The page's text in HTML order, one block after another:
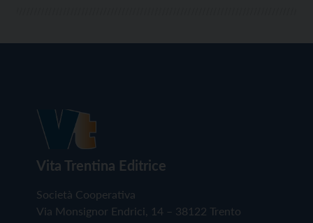
Vita Trentina Editrice
Società Cooperativa
Via Monsignor Endrici, 14 – 38122 Trento